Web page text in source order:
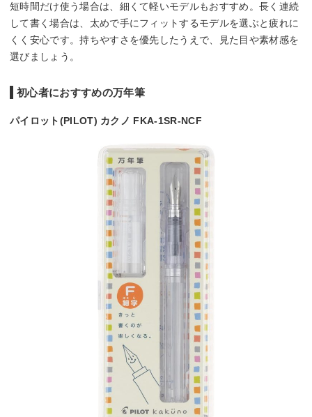
短時間だけ使う場合は、細くて軽いモデルもおすすめ。長く連続
して書く場合は、太めで手にフィットするモデルを選ぶと疲れに
くく安心です。持ちやすさを優先したうえで、見た目や素材感を
選びましょう。
初心者におすすめの万年筆
パイロット(PILOT) カクノ FKA-1SR-NCF